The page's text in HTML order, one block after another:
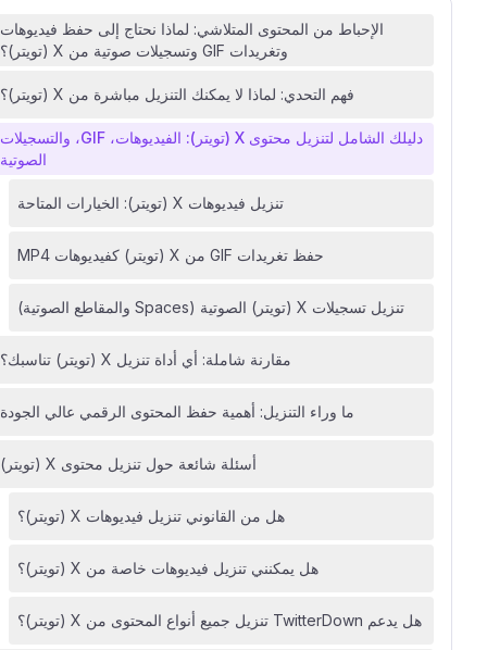
الإحباط من المحتوى المتلاشي: لماذا نحتاج إلى حفظ فيديوهات
وتغريدات GIF وتسجيلات صوتية من X (تويتر)؟
فهم التحدي: لماذا لا يمكنك التنزيل مباشرة من X (تويتر)؟
دليلك الشامل لتنزيل محتوى X (تويتر): الفيديوهات، GIF، والتسجيلات
الصوتية
تنزيل فيديوهات X (تويتر): الخيارات المتاحة
حفظ تغريدات GIF من X (تويتر) كفيديوهات MP4
تنزيل تسجيلات X (تويتر) الصوتية (Spaces والمقاطع الصوتية)
مقارنة شاملة: أي أداة تنزيل X (تويتر) تناسبك؟
ما وراء التنزيل: أهمية حفظ المحتوى الرقمي عالي الجودة
أسئلة شائعة حول تنزيل محتوى X (تويتر)
هل من القانوني تنزيل فيديوهات X (تويتر)؟
هل يمكنني تنزيل فيديوهات خاصة من X (تويتر)؟
هل يدعم TwitterDown تنزيل جميع أنواع المحتوى من X (تويتر)؟